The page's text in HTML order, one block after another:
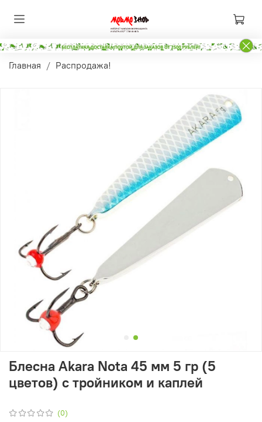
Главная Распродажа!
(0)
Блесна Akara Nota 45 мм 5 гр (5
цветов) с тройником и каплей